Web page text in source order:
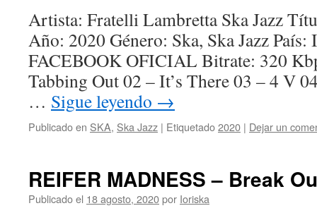
Artista: Fratelli Lambretta Ska Jazz
Año: 2020 Género: Ska, Ska Jazz
FACEBOOK OFICIAL Bitrate: 320
Tabbing Out 02 – It’s There 03 – 4 V
… Sigue leyendo →
Publicado en SKA, Ska Jazz | Etiquetado2020 | Dejar un
REIFER MADNESS – Break
Publicado el 18 agosto, 2020por Ioriska